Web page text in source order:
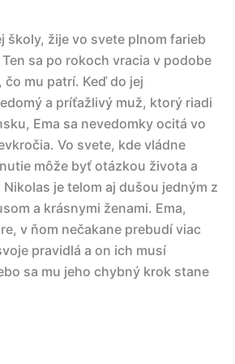
školy, žije vo svete plnom farieb
sa po rokoch vracia v podobe
mu patrí. Keď do jej
a príťažlivý muž, ktorý riadi
Ema sa nevedomky ocitá vo
Vo svete, kde vládne
môže byť otázkou života a
je telom aj dušou jedným z
a krásnymi ženami. Ema,
v ňom nečakane prebudí viac
pravidlá a on ich musí
sa mu jeho chybný krok stane